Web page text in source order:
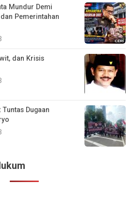
Mundur Demi
Pemerintahan
dan Krisis
Dugaan